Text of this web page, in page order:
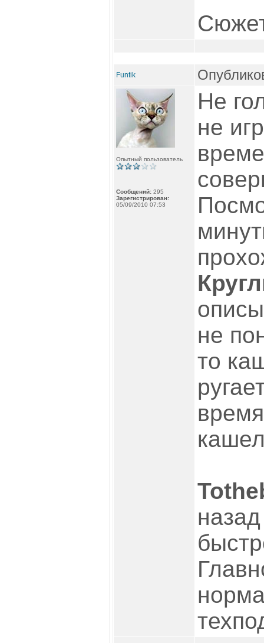
Funtik
Опытный пользователь
Сообщений: 295
Зарегистрирован:
05/09/2010 07:53
Не
не
не
то